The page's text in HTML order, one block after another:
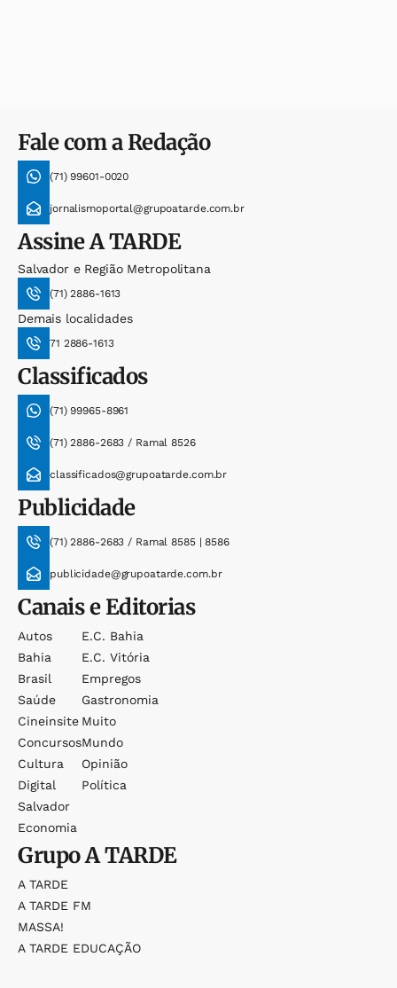
Fale com a Redação
(71) 99601-0020
jornalismoportal@grupoatarde.com.br
AssineA TARDE
Salvador e Região Metropolitana
(71) 2886-1613
Demais localidades
71 2886-1613
Classificados
(71) 99965-8961
(71) 2886-2683 / Ramal 8526
classificados@grupoatarde.com.br
Publicidade
(71) 2886-2683 / Ramal 8585 | 8586
publicidade@grupoatarde.com.br
Canais e Editorias
Autos
Bahia
Brasil
Saúde
Cineinsite
Concursos
Cultura
Digital
Salvador
Economia
E.c. Bahia
E.c. Vitória
Empregos
Gastronomia
Muito
Mundo
Opinião
Política
GrupoA TARDE
A TARDE
A TARDE FM
MASSA!
A TARDE EDUCAÇÃO